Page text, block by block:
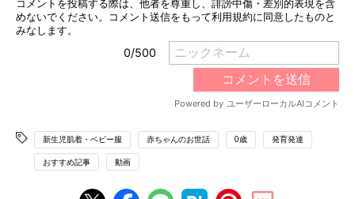
新生児肌着・ベビー服 赤ちゃんのお世話 0歳 発育発達
おすすめ記事 動画